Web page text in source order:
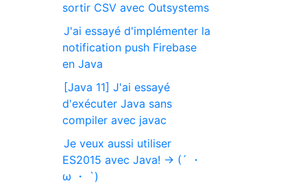
sortir CSV avec Outsystems
J'ai essayé d'implémenter la
notification push Firebase
en Java
[Java 11] J'ai essayé
d'exécuter Java sans
compiler avec javac
Je veux aussi utiliser
ES2015 avec Java! → (´ ・
ω ・ `)